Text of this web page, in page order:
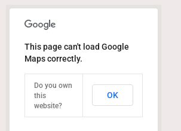
This page can't load Google
Maps correctly.
Do you own
this
website?
OK